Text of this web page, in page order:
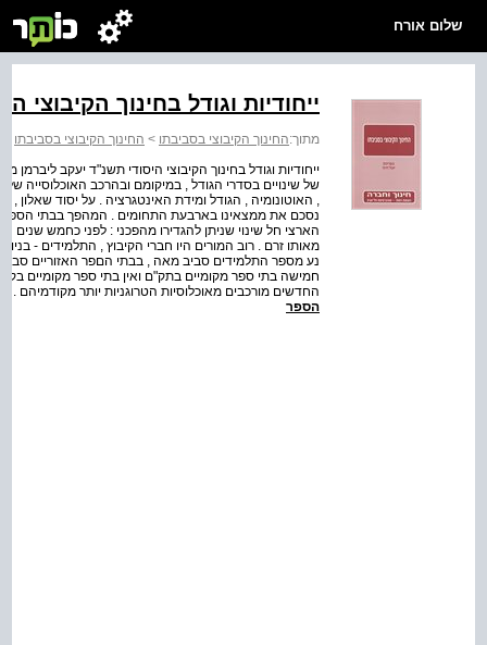
שלום אורח
ייחודיות וגודל בחינוך הקיבוצי
מתוך:החינוך הקיבוצי בסביבתו > החינוך הקיבוצי בסביבתו
ייחודיות וגודל בחינוך הקיבוצי היסודי תשנ"ד יעקב
של שינויים בסדרי הגודל , במיקומם ובהרכב האוכלוסייה
, האוטונומיה , הגודל ומידת האינטגרציה . על יסוד שאלון ,
נסכם את ממצאינו בארבעת התחומים . המהפך בבתי הספר
הארצי חל שינוי שניתן להגדירו מהפכני : לפני כחמש שנים
מאותו זרם . רוב המורים היו חברי הקיבוץ , התלמידים -
נע מספר התלמידים סביב מאה , בבתי הםפר האזוריים
חמישה בתי ספר מקומיים בתק"ם ואין בתי ספר מקומיים
החדשים מורכבים מאוכלוסיות הטרוגניות יותר מקודמיהם
הספר